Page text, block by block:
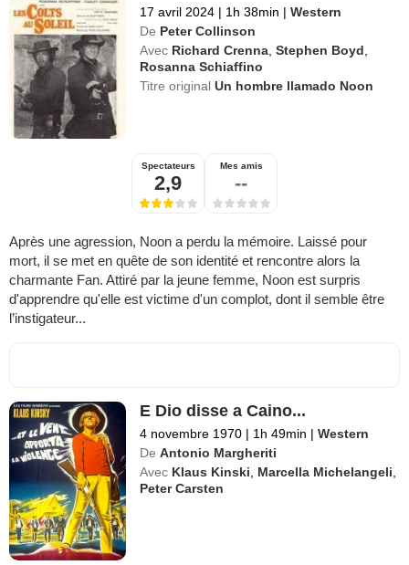
17 avril 2024 | 1h 38min | Western
De Peter Collinson
Avec Richard Crenna,Stephen Boyd,
Rosanna Schiaffino
Titre originalUn hombre llamado Noon
Spectateurs
2,9
Mes amis
--
Après une agression, Noon a perdu la mémoire. Laissé pour
mort, il se met en quête de son identité et rencontre alors la
charmante Fan. Attiré par la jeune femme, Noon est surpris
d'apprendre qu'elle est victime d'un complot, dont il semble être
l’instigateur...
E Dio disse a Caino...
4 novembre 1970 | 1h 49min | Western
De Antonio Margheriti
Avec Klaus Kinski, Marcella Michelangeli,
Peter Carsten